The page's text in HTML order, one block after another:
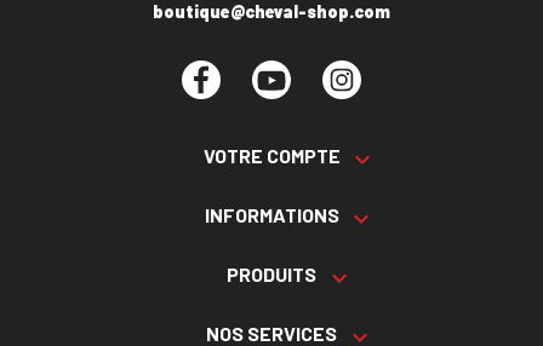
boutique@cheval-shop.com
Facebook YouTube
VOTRE COMPTE 
INFORMATIONS 
PRODUITS 
NOS SERVICES 